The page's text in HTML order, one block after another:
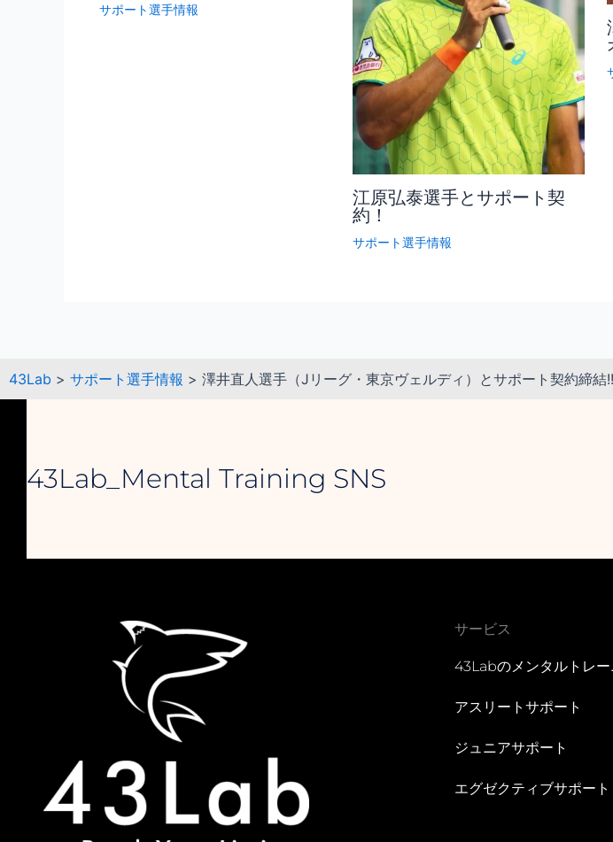
サポート選手情報
江原弘泰選手とサポート契
約！
サポート選手情報
43Lab > サポート選手情報 > 澤井直人選手（Jリーグ・東京ヴェルディ）とサポート契約締結!!
43Lab_Mental Training SNS
サービス
43Labのメンタルトレ
アスリートサポート
ジュニアサポート
エグゼクティブサポート